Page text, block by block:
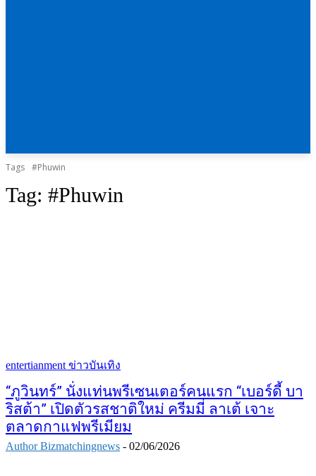
Tags #Phuwin
Tag: #Phuwin
entertianment ข่าวบันเทิง
“ภูวินทร์” นั่งแท่นพรีเซนเตอร์คนแรก “เบอร์ดี้ บา
ริสต้า” เปิดตัวรสชาติใหม่ ครีมมี่ ลาเต้ เจาะ
ตลาดกาแฟพรีเมียม
Author Bizmatchingnews - 02/06/2026